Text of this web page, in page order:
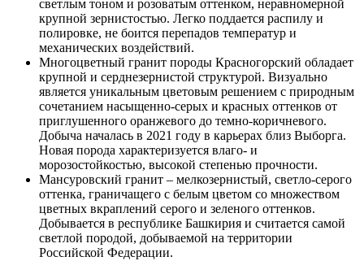
светлым тоном и розоватым оттенком, неравномерной
крупной зернистостью. Легко поддается распилу и
полировке, не боится перепадов температур и
механических воздействий.
Многоцветный гранит породы Красногорский обладает
крупной и серднезернистой структурой. Визуально
является уникальным цветовым решением с природным
сочетанием насыщенно-серых и красных оттенков от
приглушенного оранжевого до темно-коричневого.
Добыча началась в 2021 году в карьерах близ Выборга.
Новая порода характеризуется влаго- и
морозостойкостью, высокой степенью прочности.
Мансуровский гранит – мелкозернистый, светло-серого
оттенка, граничащего с белым цветом со множеством
цветных вкраплений серого и зеленого оттенков.
Добывается в республике Башкирия и считается самой
светлой породой, добываемой на территории
Российской Федерации.